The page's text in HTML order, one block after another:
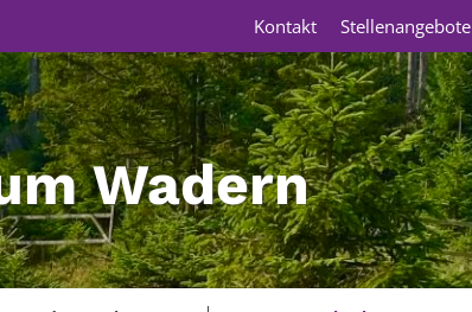
Wadern
Kontakt Stellenangebote